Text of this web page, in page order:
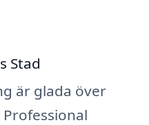
Stad
är glada över